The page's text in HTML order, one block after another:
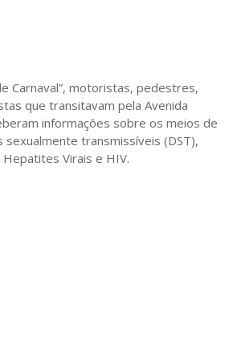
Carnaval”, motoristas, pedestres,
que transitavam pela Avenida
informações sobre os meios de
sexualmente transmissíveis (DST),
Virais e HIV.